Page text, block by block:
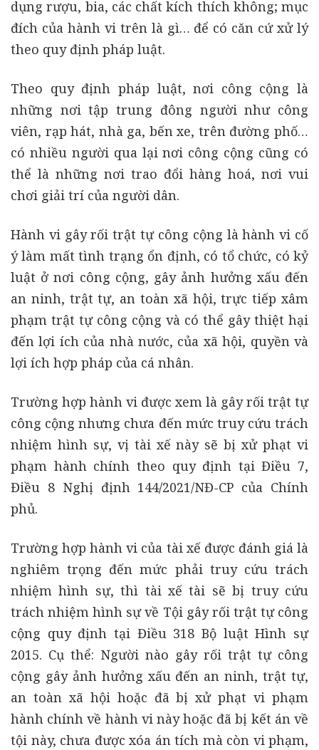
dụng rượu, bia, các chất kích thích không; mục
đích của hành vi trên là gì… để có căn cứ xử lý
theo quy định pháp luật.
Theo quy định pháp luật, nơi công cộng là
những nơi tập trung đông người như công
viên, rạp hát, nhà ga, bến xe, trên đường phố…
có nhiều người qua lại nơi công cộng cũng có
thể là những nơi trao đổi hàng hoá, nơi vui
chơi giải trí của người dân.
Hành vi gây rối trật tự công cộng là hành vi cố
ý làm mất tình trạng ổn định, có tổ chức, có kỷ
luật ở nơi công cộng, gây ảnh hưởng xấu đến
an ninh, trật tự, an toàn xã hội, trực tiếp xâm
phạm trật tự công cộng và có thể gây thiệt hại
đến lợi ích của nhà nước, của xã hội, quyền và
lợi ích hợp pháp của cá nhân.
Trường hợp hành vi được xem là gây rối trật tự
công cộng nhưng chưa đến mức truy cứu trách
nhiệm hình sự, vị tài xế này sẽ bị xử phạt vi
phạm hành chính theo quy định tại Điều 7,
Điều 8 Nghị định 144/2021/NĐ-CP của Chính
phủ.
Trường hợp hành vi của tài xế được đánh giá là
nghiêm trọng đến mức phải truy cứu trách
nhiệm hình sự, thì tài xế tài sẽ bị truy cứu
trách nhiệm hình sự về Tội gây rối trật tự công
cộng quy định tại Điều 318 Bộ luật Hình sự
2015. Cụ thể: Người nào gây rối trật tự công
cộng gây ảnh hưởng xấu đến an ninh, trật tự,
an toàn xã hội hoặc đã bị xử phạt vi phạm
hành chính về hành vi này hoặc đã bị kết án về
tội này, chưa được xóa án tích mà còn vi phạm,